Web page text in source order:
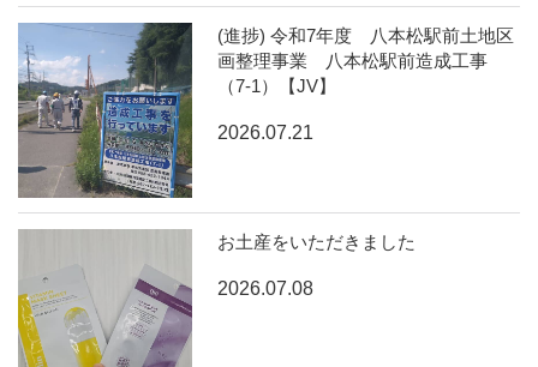
(進捗) 令和7年度 八本松駅前土地区
画整理事業 八本松駅前造成工事
（7-1）【JV】
2026.07.21
お土産をいただきました
2026.07.08